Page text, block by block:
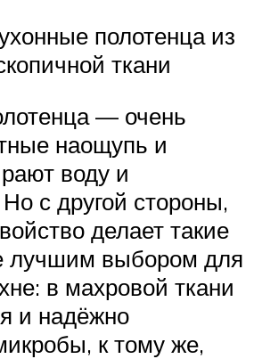
полотенца из
ткани
— очень
наощупь и
воду и
с другой стороны,
делает такие
лучшим выбором для
в махровой ткани
и надёжно
к тому же,